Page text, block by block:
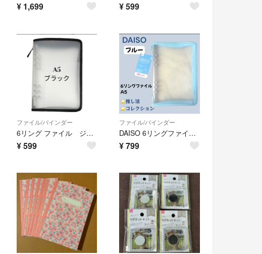
¥ 1,699 ¥599
ファイル/バインダー
6リング ファイル ジッパー付き ブラック 内ポケットストラップ付き
¥599
ファイル/バインダー
DAISO 6リングファイル A5 ブルー 推し活 アクスタケース
¥799